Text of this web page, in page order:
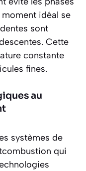
idéal se
sont
. Cette
constante
fines.
au
systèmes de
qui